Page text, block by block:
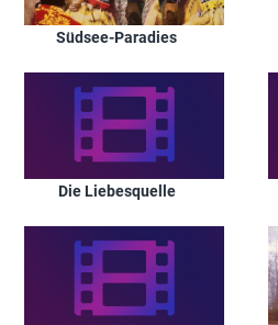
Südsee-Paradies
Die Liebesquelle